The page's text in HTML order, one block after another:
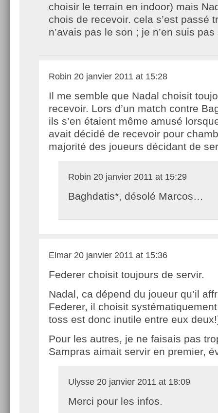
choisir le terrain en indoor) mais
chois de recevoir. cela s’est passé
n’avais pas le son ; je n’en suis pas
Robin 20 janvier 2011 at 15:28
Il me semble que Nadal choisit
recevoir. Lors d’un match contre
ils s’en étaient même amusé
avait décidé de recevoir pour
majorité des joueurs décidant de
Robin 20 janvier 2011 at 15:29
Baghdatis*, désolé Marcos…
Elmar 20 janvier 2011 at 15:36
Federer choisit toujours de servir.
Nadal, ca dépend du joueur qu’il
Federer, il choisit
toss est donc inutile entre eux
Pour les autres, je ne faisais pas
Sampras aimait servir en premier,
Ulysse 20 janvier 2011 at 18:09
Merci pour les infos.